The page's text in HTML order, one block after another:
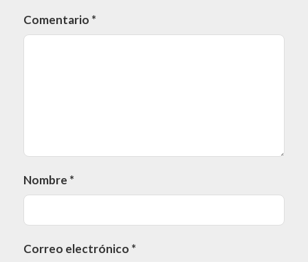
Comentario *
Nombre *
Correo electrónico *